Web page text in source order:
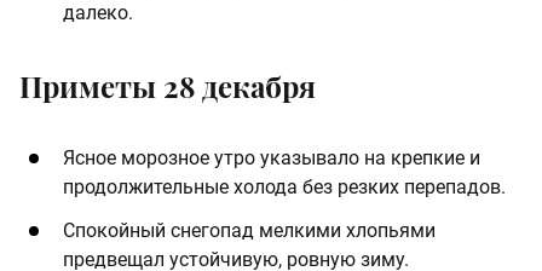
далеко.
Приметы 28 декабря
Ясное морозное утро указывало на крепкие и
продолжительные холода без резких перепадов.
Спокойный снегопад мелкими хлопьями
предвещал устойчивую, ровную зиму.